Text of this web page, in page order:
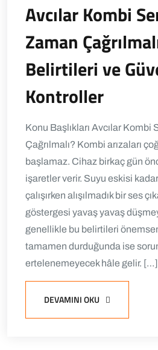
Avcılar Kombi
Zaman
Belirtileri ve
Kontroller
Konu Başlıkları Avcılar Kombi
Çağrılmalı? Kombi arızaları
başlamaz. Cihaz birkaç gün
işaretler verir. Suyu eskisi kadar
çalışırken alışılmadık bir ses
göstergesi yavaş yavaş
genellikle bu belirtileri
tamamen durduğunda ise
ertelenemeyecek hâle gelir. […]
DEVAMINI OKU